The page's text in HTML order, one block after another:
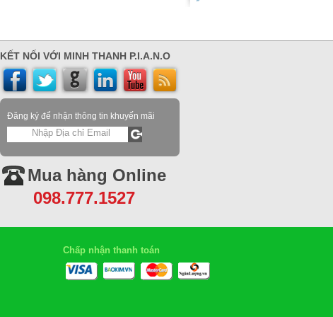
KẾT NỐI VỚI MINH THANH P.I.A.N.O
Đăng ký để nhận thông tin khuyến mãi
Mua hàng Online
098.777.1527
Chấp nhận thanh toán